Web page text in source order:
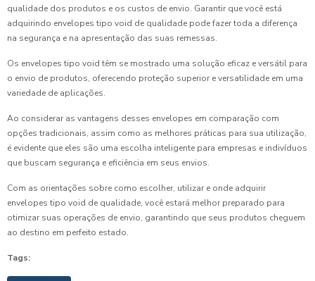
qualidade dos produtos e os custos de envio. Garantir que você está
adquirindo envelopes tipo void de qualidade pode fazer toda a diferença
na segurança e na apresentação das suas remessas.
Os envelopes tipo void têm se mostrado uma solução eficaz e versátil para
o envio de produtos, oferecendo proteção superior e versatilidade em uma
variedade de aplicações.
Ao considerar as vantagens desses envelopes em comparação com
opções tradicionais, assim como as melhores práticas para sua utilização,
é evidente que eles são uma escolha inteligente para empresas e indivíduos
que buscam segurança e eficiência em seus envios.
Com as orientações sobre como escolher, utilizar e onde adquirir
envelopes tipo void de qualidade, você estará melhor preparado para
otimizar suas operações de envio, garantindo que seus produtos cheguem
ao destino em perfeito estado.
Tags: